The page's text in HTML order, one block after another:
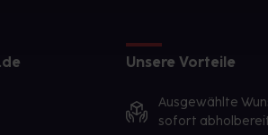
Unsere Vorteile
Ausgewählte
sofort